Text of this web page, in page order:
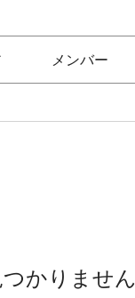
メンバー
かりません